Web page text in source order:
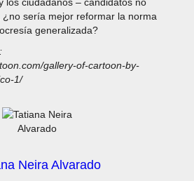
¿no sería mejor reformar la norma
generalizada?
gallery-of-cartoon-by-
1/
Neira Alvarado